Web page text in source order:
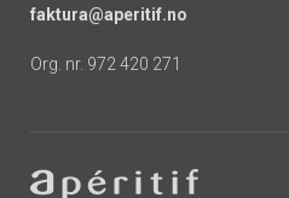
faktura@aperitif.no
Org. nr. 972 420 271